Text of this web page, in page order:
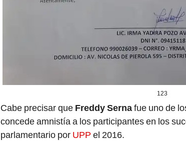
123
Cabe precisar que Freddy Sernafue uno de
concede amnistía a los participantes en los
parlamentario por UPP el 2016.